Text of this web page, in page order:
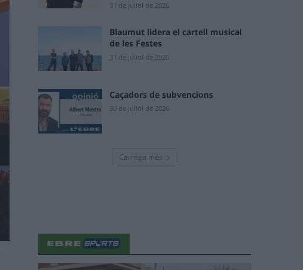
31 de juliol de 2026
Blaumut lidera el cartell musical
de les Festes
31 de juliol de 2026
Caçadors de subvencions
30 de juliol de 2026
Carrega més